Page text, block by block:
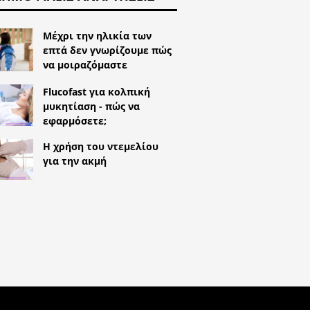
Μέχρι την ηλικία των
επτά δεν γνωρίζουμε πώς
να μοιραζόμαστε
Flucofast για κολπική
μυκητίαση - πώς να
εφαρμόσετε;
Η χρήση του ντεμελίου
για την ακμή